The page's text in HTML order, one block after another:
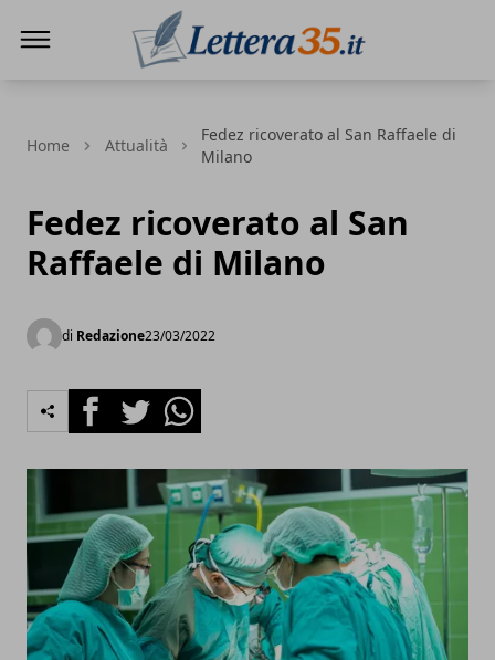
Home Attualità
Fedez ricoverato al San Raffaele di
Milano
Fedez ricoverato al San
Raffaele di Milano
di Redazione23/03/2022
FacebookTwitterWhatsapp